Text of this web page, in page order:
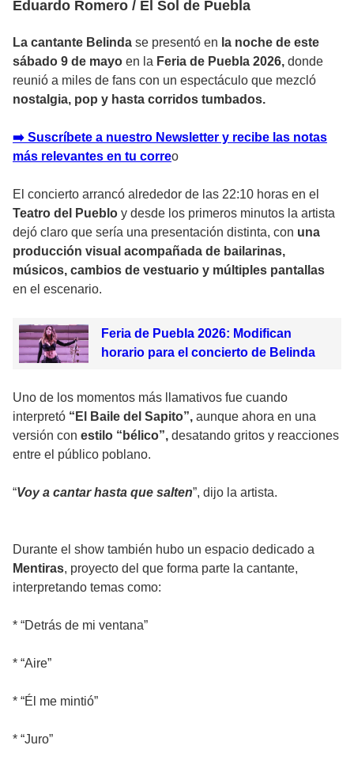
Eduardo Romero / El Sol de Puebla
La cantante Belinda se presentó en la noche de este
sábado 9 de mayo en la Feria de Puebla 2026, donde
reunió a miles de fans con un espectáculo que mezcló
nostalgia, pop y hasta corridos tumbados.
➡️ Suscríbete a nuestro Newsletter y recibe las notas
más relevantes en tu correo
El concierto arrancó alrededor de las 22:10 horas en el
Teatro del Pueblo y desde los primeros minutos la artista
dejó claro que sería una presentación distinta, con una
producción visual acompañada de bailarinas,
músicos, cambios de vestuario y múltiples pantallas
en el escenario.
Feria de Puebla 2026: Modifican
horario para el concierto de Belinda
Uno de los momentos más llamativos fue cuando
interpretó “El Baile del Sapito”, aunque ahora en una
versión con estilo “bélico”, desatando gritos y reacciones
entre el público poblano.
“Voy a cantar hasta que salten”, dijo la artista.
Durante el show también hubo un espacio dedicado a
Mentiras, proyecto del que forma parte la cantante,
interpretando temas como:
* “Detrás de mi ventana”
* “Aire”
* “Él me mintió”
* “Juro”